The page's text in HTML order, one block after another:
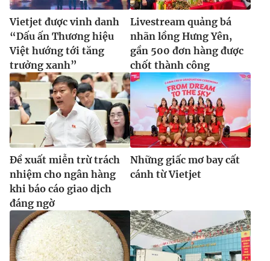
® Cấm sao chép dưới mọi hình thức nếu không có sự chấp
thuận bằng văn bản. Ghi rõ nguồn VTV.vn khi phát hành lại
thông tin từ website này.
Vietjet được vinh danh
“Dấu ấn Thương hiệu
Việt hướng tới tăng
trưởng xanh”
Livestream quảng bá
nhãn lồng Hưng Yên,
gần 500 đơn hàng được
chốt thành công
Đề xuất miễn trừ trách
nhiệm cho ngân hàng
khi báo cáo giao dịch
đáng ngờ
Những giấc mơ bay cất
cánh từ Vietjet